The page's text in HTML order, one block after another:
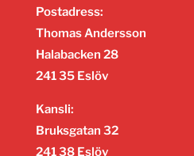
Postadress:
Thomas Andersson
Halabacken 28
241 35 Eslöv
Kansli:
Bruksgatan 32
241 38 Eslöv